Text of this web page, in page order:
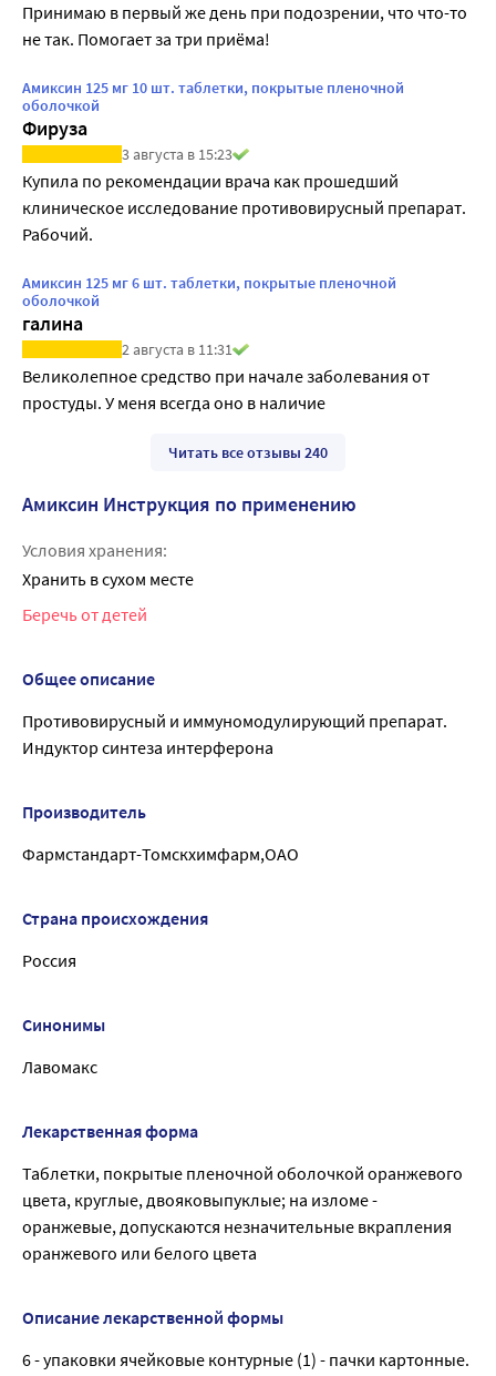
Принимаю в первый же день при подозрении, что что-то
не так. Помогает за три приёма!
Амиксин 125 мг 10 шт. таблетки, покрытые пленочной
оболочкой
Фируза
3 августа в 15:23
Купила по рекомендации врача как прошедший
клиническое исследование противовирусный препарат.
Рабочий.
Амиксин 125 мг 6 шт. таблетки, покрытые пленочной
оболочкой
галина
2 августа в 11:31
Великолепное средство при начале заболевания от
простуды. У меня всегда оно в наличие
Читать все отзывы 240
Амиксин Инструкция по применению
Условия хранения:
Хранить в сухом месте
Беречь от детей
Общее описание
Противовирусный и иммуномодулирующий препарат.
Индуктор синтеза интерферона
Производитель
Фармстандарт-Томскхимфарм,ОАО
Страна происхождения
Россия
Синонимы
Лавомакс
Лекарственная форма
Таблетки, покрытые пленочной оболочкой оранжевого
цвета, круглые, двояковыпуклые; на изломе -
оранжевые, допускаются незначительные вкрапления
оранжевого или белого цвета
Описание лекарственной формы
6 - упаковки ячейковые контурные (1) - пачки картонные.